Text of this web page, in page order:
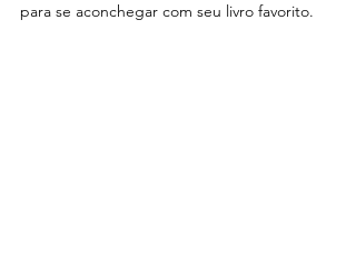
para se aconchegar com seu livro favorito.